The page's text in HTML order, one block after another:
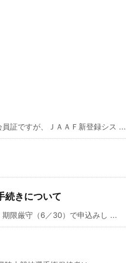
証ですが、ＪＡＡＦ新登録シス ...
続きについて
限厳守（6／30）で申込みし ...